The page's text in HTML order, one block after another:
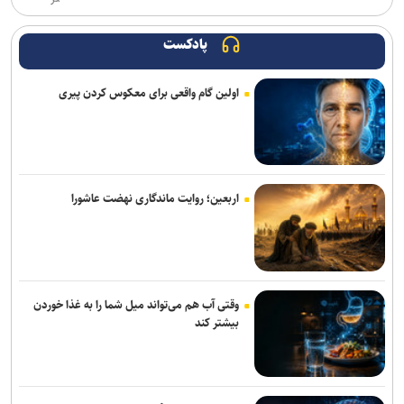
موجودی تمام مدل‌های وان‌پلاس ۱۵ در آمریکا به اتمام رسید
تیم‌های کوچک بازی‌ساز ایرانی با فناوری‌های جدید می‌توانند ایده‌های
بزرگ‌تری خلق کنند
اومودا ۴، شاسی‌بلندی با دستیار هوش مصنوعی که فرمان همه‌چیز را به
دست می‌گیرد
کارگاه تخصصی دارایی‌های فکری در صنعت داروسازی گیاهی برگزار
می‌شود
فراخوان مشارکت برای ایجاد اولین آزمایشگاه اتصال کوتاه کشور منتشر شد
وقتی یک کلیپس چند میلی‌متری، نقش حیاتی در جراحی ایفا می‌کند
گوشی داغ را داخل یخچال نگذارید!
راه‌آهن با ارتقای مرکز عملیات امنیت، دیوار دفاع سایبری خود را تقویت
می‌کند
پادکست
اولین گام واقعی برای معکوس کردن پیری
اربعین؛ روایت ماندگاری نهضت عاشورا
وقتی آب هم می‌تواند میل شما را به غذا خوردن
بیشتر کند